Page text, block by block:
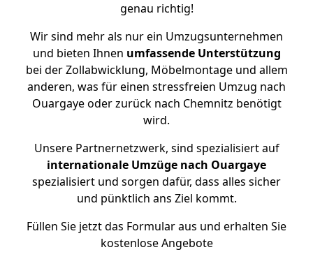
genau richtig!
Wir sind mehr als nur ein Umzugsunternehmen
und bieten Ihnen umfassende Unterstützung
bei der Zollabwicklung, Möbelmontage und allem
anderen, was für einen stressfreien Umzug nach
Ouargaye oder zurück nach Chemnitz benötigt
wird.
Unsere Partnernetzwerk, sind spezialisiert auf
internationale Umzüge nach Ouargaye
spezialisiert und sorgen dafür, dass alles sicher
und pünktlich ans Ziel kommt.
Füllen Sie jetzt das Formular aus und erhalten Sie
kostenlose Angebote